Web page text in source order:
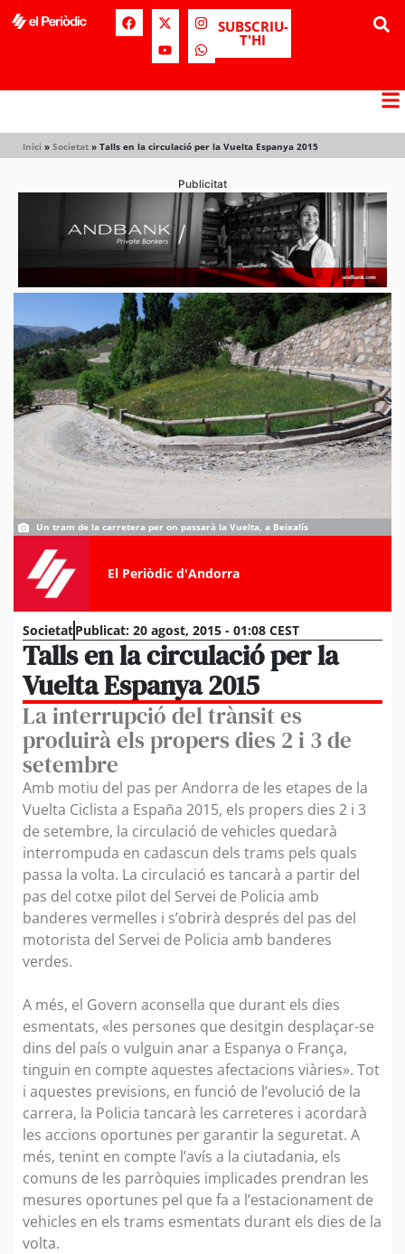
SUBSCRIU-
T'HI
Inici » Societat » Talls en la circulació per la Vuelta Espanya 2015
Publicitat
Un tram de la carretera per on passarà la Vuelta, a Beixalís
El Periòdic d'Andorra
SocietatPublicat: 20 agost, 2015 - 01:08 CEST
Talls en la circulació per la
Vuelta Espanya 2015
La interrupció del trànsit es
produirà els propers dies 2 i 3 de
setembre
Amb motiu del pas per Andorra de les etapes de la
Vuelta Ciclista a España 2015, els propers dies 2 i 3
de setembre, la circulació de vehicles quedarà
interrompuda en cadascun dels trams pels quals
passa la volta. La circulació es tancarà a partir del
pas del cotxe pilot del Servei de Policia amb
banderes vermelles i s’obrirà després del pas del
motorista del Servei de Policia amb banderes
verdes.
A més, el Govern aconsella que durant els dies
esmentats, «les persones que desitgin desplaçar-se
dins del país o vulguin anar a Espanya o França,
tinguin en compte aquestes afectacions viàries». Tot
i aquestes previsions, en funció de l’evolució de la
carrera, la Policia tancarà les carreteres i acordarà
les accions oportunes per garantir la seguretat. A
més, tenint en compte l’avís a la ciutadania, els
comuns de les parròquies implicades prendran les
mesures oportunes pel que fa a l’estacionament de
vehicles en els trams esmentats durant els dies de la
volta.